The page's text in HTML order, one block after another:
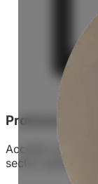
Promociones
Accede a
sector auditivo.